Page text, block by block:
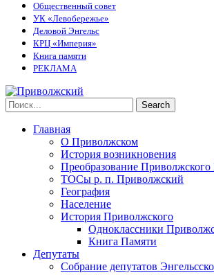
Общественный совет
УК «Левобережье»
Деловой Энгельс
КРЦ «Империя»
Книга памяти
РЕКЛАМА
Главная
О Приволжском
История возникновения
Преобразование
ТОСы р. п. Приволжский
География
Население
История Приволжского
Одноклассники
Книга Памяти
Депутаты
Собрание депутатов